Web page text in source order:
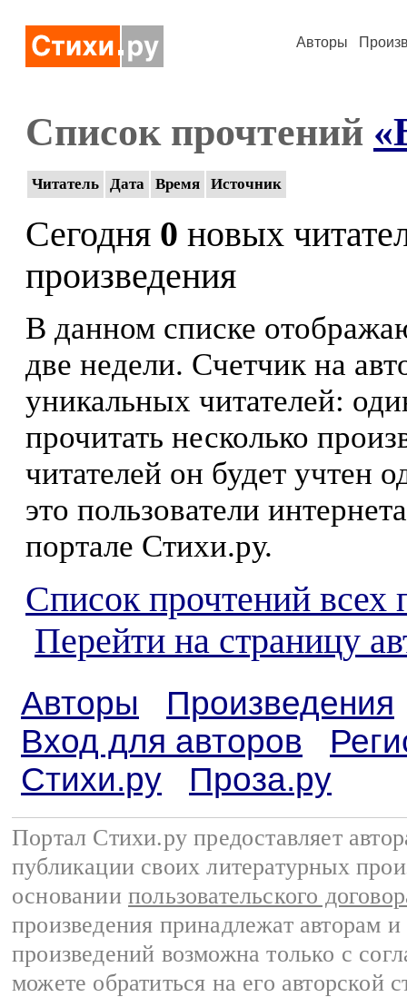
Авторы
Список прочтений
Читатель Дата Время Источник
Сегодня 0 новых
произведения
В данном списке
две недели. Счетчик на
уникальных читателей:
прочитать несколько
читателей он будет учтен
это пользователи
портале Стихи.ру.
Список прочтений всех
Перейти на страницу
Авторы
Произведения
Вход для авторов
Стихи.ру
Проза.ру
Портал Стихи.ру предоставляет
публикации своих литературных
основании пользовательского
произведения принадлежат авторам
произведений возможна только с
можете обратиться на его авторской